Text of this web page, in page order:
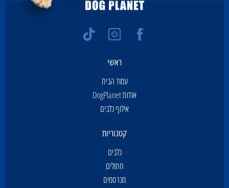
ראשי
עמוד הבית
אודות DogPlanet
אילוף כלבים
קטגוריות
כלבים
חתולים
מכרסמים